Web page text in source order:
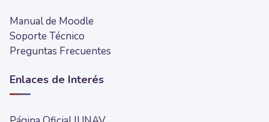
Manual de Moodle
Soporte Técnico
Preguntas Frecuentes
Enlaces de Interés